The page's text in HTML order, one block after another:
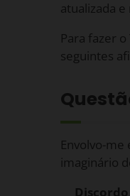
atualizada
Para fazer
seguintes
Envolvo-me
imaginário
Discordo